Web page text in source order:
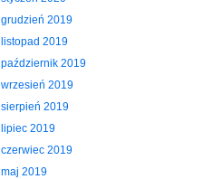
grudzień 2019
listopad 2019
październik 2019
wrzesień 2019
sierpień 2019
lipiec 2019
czerwiec 2019
maj 2019